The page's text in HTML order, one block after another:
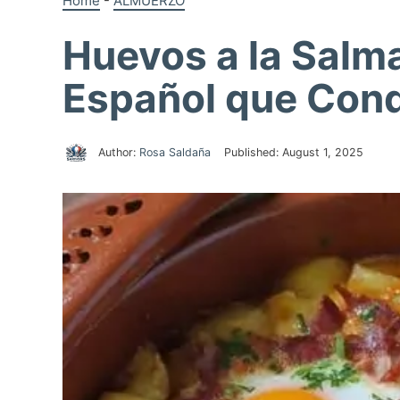
Huevos a la
Español que
Author: Rosa Saldaña Published: August 1, 2025